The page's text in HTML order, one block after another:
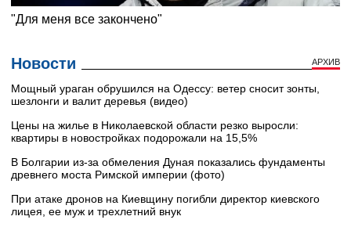
Новости АРХИВ
Мощный ураган обрушился на Одессу: ветер сносит зонты,
шезлонги и валит деревья (видео)
Цены на жилье в Николаевской области резко выросли:
квартиры в новостройках подорожали на 15,5%
В Болгарии из-за обмеления Дуная показались фундаменты
древнего моста Римской империи (фото)
При атаке дронов на Киевщину погибли директор киевского
лицея, ее муж и трехлетний внук